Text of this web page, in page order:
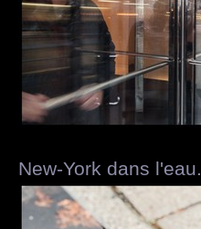
New-York dans l'eau.